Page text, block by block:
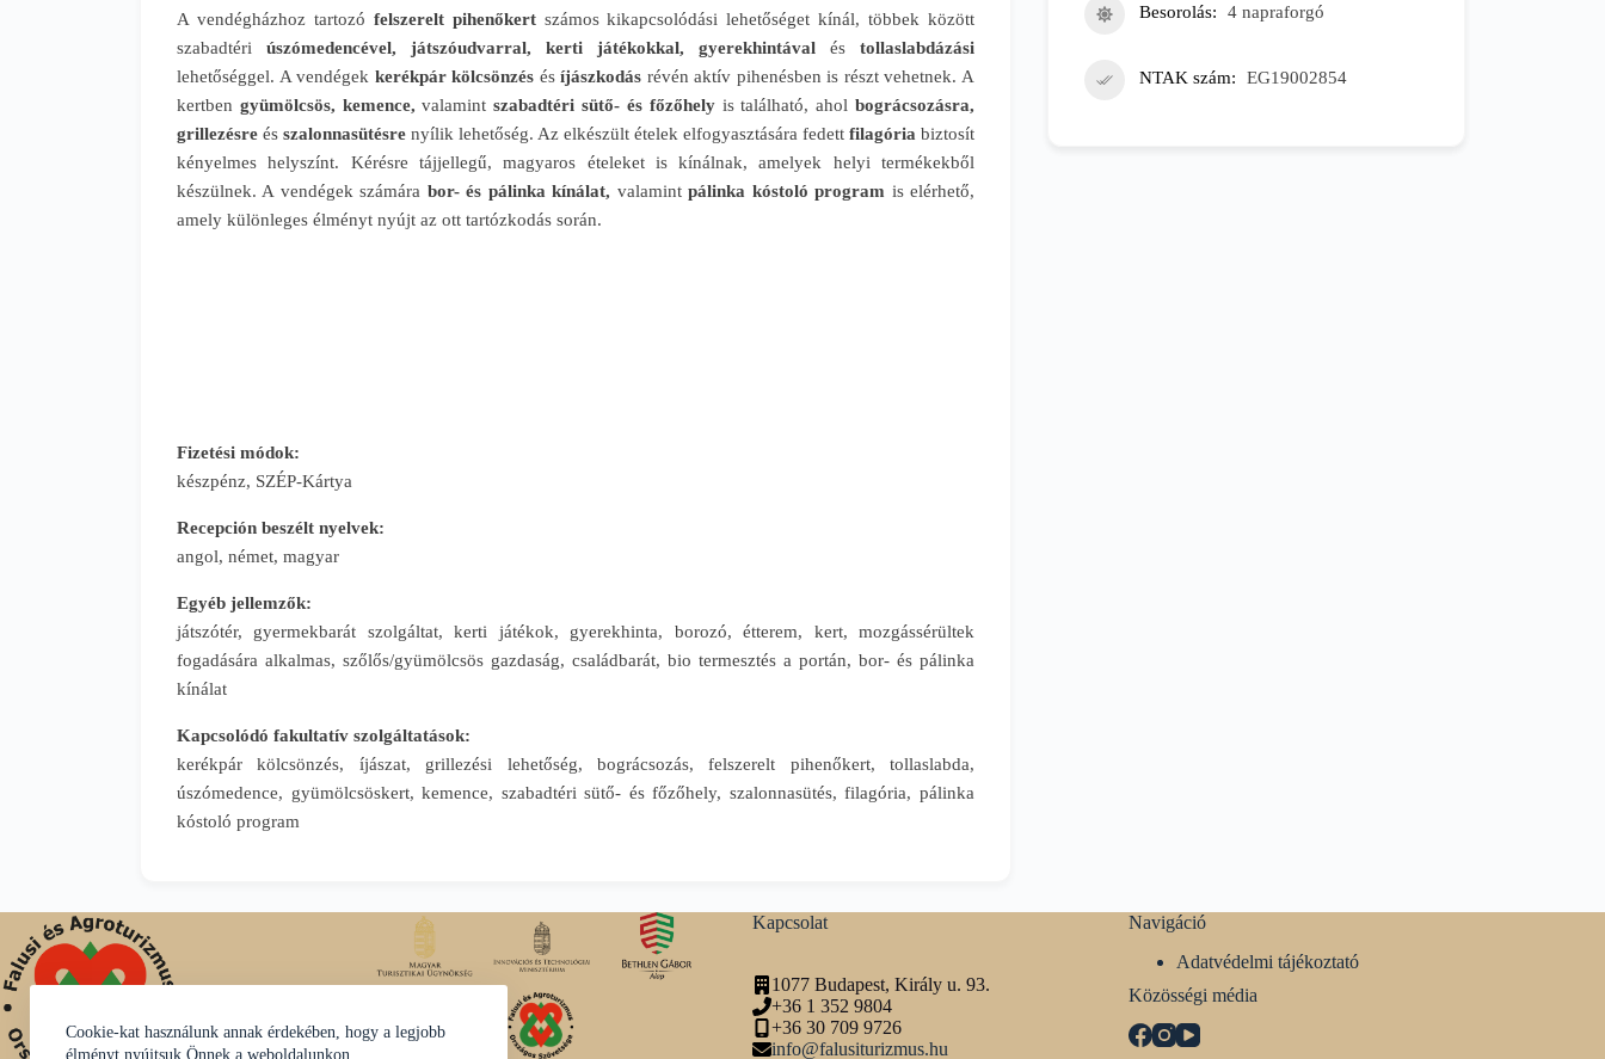
Cookie-kat használunk annak érdekében, hogy a legjobb
élményt nyújtsuk Önnek a weboldalunkon.
A vendégházhoz tartozó felszerelt pihenőkertszámos kikapcsolódási lehetőséget kínál, többek között
szabadtéri úszómedencével, játszóudvarral, kerti játékokkal, gyerekhintával és tollaslabdázási
lehetőséggel. A vendégek kerékpár kölcsönzés ésíjászkodás révén aktív pihenésben is részt vehetnek. A
kertben gyümölcsös, kemence, valamintszabadtéri sütő- és főzőhelyis található, aholbográcsozásra,
grillezésre és szalonnasütésre nyílik lehetőség. Az elkészült ételek elfogyasztására fedett filagória biztosít
kényelmes helyszínt. Kérésre tájjellegű, magyaros ételeket is kínálnak, amelyek helyi termékekből
készülnek. A vendégek számára bor- és pálinka kínálat, valamintpálinka kóstoló program is elérhető,
amely különleges élményt nyújt az ott tartózkodás során.
Fizetési módok:
készpénz, SZÉP-Kártya
Recepción beszélt nyelvek:
angol, német, magyar
Egyéb jellemzők:
játszótér, gyermekbarát szolgáltat, kerti játékok, gyerekhinta, borozó, étterem, kert, mozgássérültek
fogadására alkalmas, szőlős/gyümölcsös gazdaság, családbarát, bio termesztés a portán, bor- és pálinka
kínálat
Kapcsolódó fakultatív szolgáltatások:
kerékpár kölcsönzés, íjászat, grillezési lehetőség, bográcsozás, felszerelt pihenőkert, tollaslabda,
úszómedence, gyümölcsöskert, kemence, szabadtéri sütő- és főzőhely, szalonnasütés, filagória, pálinka
kóstoló program
Besorolás 4 napraforgó
NTAK szám EG19002854
Kapcsolat
1077 Budapest, Király u. 93.
+36 1 352 9804
+36 30 709 9726
info@falusiturizmus.hu
Navigáció
Adatvédelmi tájékoztató
Közösségi média